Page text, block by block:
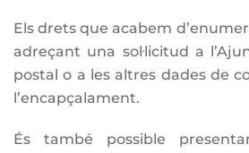
Els drets que acabem
adreçant una sol·licitud a
postal o a les altres dades de
l’encapçalament.
És també possible